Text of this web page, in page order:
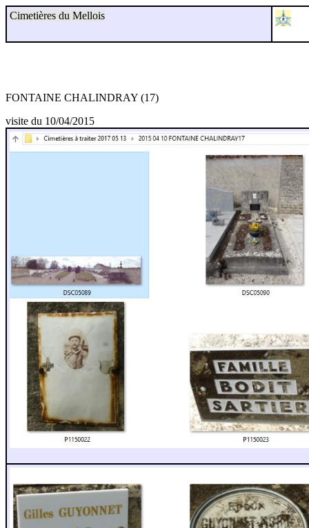
Cimetières du Mellois
FONTAINE CHALINDRAY (17)
visite du 10/04/2015